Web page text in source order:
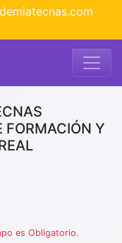
FORMACIÓN Y
es Obligatorio.